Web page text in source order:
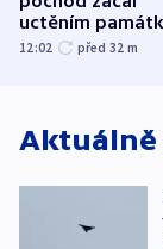
uctěním
obětí berlínského
12:02 před 32 m